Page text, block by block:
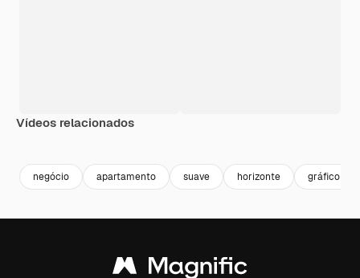
Vídeos relacionados
negócio apartamento suave horizonte gráfico